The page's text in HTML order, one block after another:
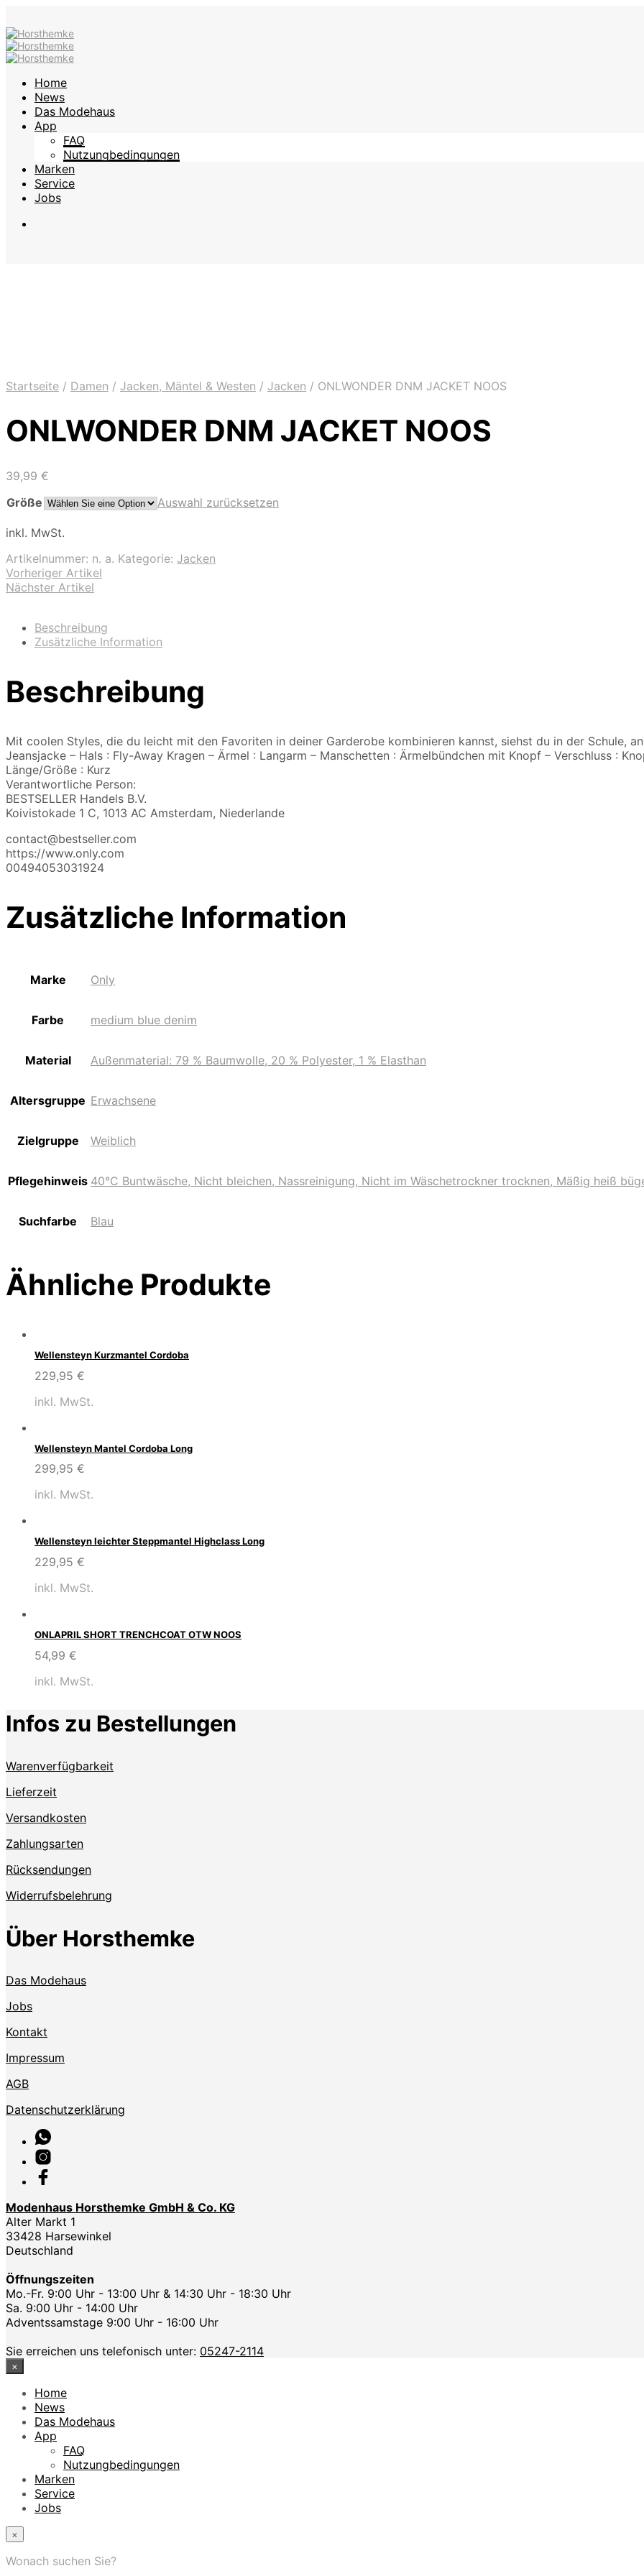
Home
News
Das Modehaus
App
FAQ
Nutzungbedingungen
Marken
Service
Jobs
Startseite / Damen / Jacken, Mäntel & Westen / Jacken / ONLWONDER DNM JACKET NOOS
ONLWONDER DNM JACKET NOOS
39,99 €
Größe
Auswahl zurücksetzen
inkl. MwSt.
Artikelnummer: n. a. Kategorie: Jacken
Vorheriger Artikel
Nächster Artikel
Beschreibung
Zusätzliche Information
Beschreibung
Mit coolen Styles, die du leicht mit den Favoriten in deiner Garderobe kombinieren kannst, siehst du in der Schule,
Jeansjacke – Hals : Fly-Away Kragen – Ärmel : Langarm – Manschetten : Ärmelbündchen mit Knopf – Verschluss :
Länge/Größe : Kurz
Verantwortliche Person:
BESTSELLER Handels B.V.
Koivistokade 1 C, 1013 AC Amsterdam, Niederlande
contact@bestseller.com
https://www.only.com
00494053031924
Zusätzliche Information
Marke Only
Farbe medium blue denim
Material Außenmaterial: 79 % Baumwolle, 20 % Polyester, 1 % Elasthan
Altersgruppe Erwachsene
Zielgruppe Weiblich
Pflegehinweis 40°C Buntwäsche, Nicht bleichen, Nassreinigung, Nicht im Wäschetrockner trocknen, Mäßig heiß
Suchfarbe Blau
Ähnliche Produkte
Wellensteyn Kurzmantel Cordoba
229,95 €
inkl. MwSt.
Wellensteyn Mantel Cordoba Long
299,95 €
inkl. MwSt.
Wellensteyn leichter Steppmantel Highclass Long
229,95 €
inkl. MwSt.
ONLAPRIL SHORT TRENCHCOAT OTW NOOS
54,99 €
inkl. MwSt.
Infos zu Bestellungen
Warenverfügbarkeit
Lieferzeit
Versandkosten
Zahlungsarten
Rücksendungen
Widerrufsbelehrung
Über Horsthemke
Das Modehaus
Jobs
Kontakt
Impressum
AGB
Datenschutzerklärung
Modenhaus Horsthemke GmbH & Co. KG
Alter Markt 1
33428 Harsewinkel
Deutschland
Öffnungszeiten
Mo.-Fr. 9:00 Uhr - 13:00 Uhr & 14:30 Uhr - 18:30 Uhr
Sa. 9:00 Uhr - 14:00 Uhr
Adventssamstage 9:00 Uhr - 16:00 Uhr
Sie erreichen uns telefonisch unter: 05247-2114
×
Home
News
Das Modehaus
App
FAQ
Nutzungbedingungen
Marken
Service
Jobs
×
Wonach suchen Sie?